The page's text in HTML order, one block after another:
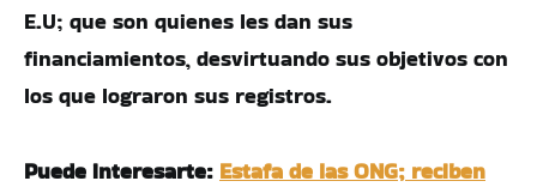
E.U; que son quienes les dan sus
financiamientos, desvirtuando sus objetivos con
los que lograron sus registros.
Puede interesarte: Estafa de las ONG; reciben